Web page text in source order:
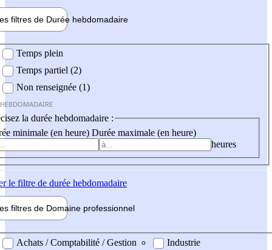
filtres de Durée hebdomadaire
Temps plein
Temps partiel (2)
Non renseignée (1)
la durée hebdomadaire :
minimale (en heure) Durée maximale (en heure)
heures
le filtre de durée hebdomadaire
filtres de Domaine professionnel
professionel
Achats / Comptabilité / Gestion
Industrie